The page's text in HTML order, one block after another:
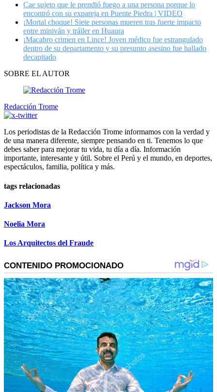
Cae sujeto que le prendió fuego a una persona porque lo
encontró con su expareja en Puente Piedra | VIDEO
¡Mortal choque! Siete personas mueren tras fuerte impacto
entre miniván y tráiler en Huaura
¡Macabro crimen en Lince! Joven médico fue estrangulado
dentro de su departamento y su presunto asesino fue hallado
decapitado
SOBRE EL AUTOR
Redacción Trome
Los periodistas de la Redacción Trome informamos con la verdad y
de una manera diferente, siempre pensando en ti. Tenemos lo que
debes saber para mejorar tu vida, tu día a día. Información
importante, interesante y útil. Sobre el Perú y el mundo, en deportes,
espectáculos, familia, política y más.
tags relacionadas
Jackson Mora
Noelia Mora
Los Arquitectos del Fraude